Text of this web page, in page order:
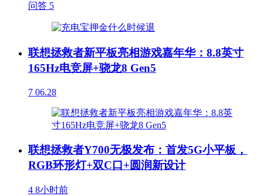
问答 5
联想拯救者新平板亮相游戏嘉年华：8.8英寸
165Hz电竞屏+骁龙8 Gen5
7 06.28
联想拯救者Y700无极发布：首发5G小平板，
RGB环形灯+双C口+圆润新设计
4 8小时前